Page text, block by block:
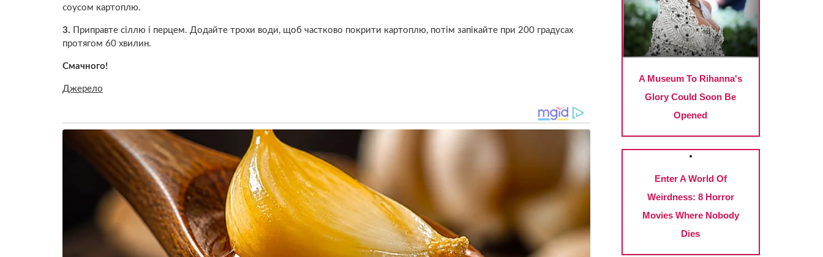
соусом картоплю.
3. Приправте сіллю і перцем. Додайте трохи води, щоб частково покрити картоплю, потім запікайте при 200 градусах
протягом 60 хвилин.
Смачного!
Джерело